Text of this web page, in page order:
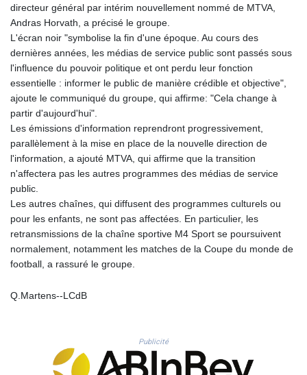
MDL 20.044018
MGA 4952.861796
MKD 61.416684
MMK 2419.103149
MNT 4143.339409
MOP 9.308326
MRU 46.207516
MVR 17.813958
MWK 2000.321571
MXN 19.83706
MYR 4.71378
NAD 18.827541
NGN 1570.402299
NIO 42.391969
NOK 10.992437
PGK 5.089632
PHP 70.046151
PKR 319.818312
directeur général par intérim nouvellement nommé de MTVA,
Andras Horvath, a précisé le groupe.
L'écran noir "symbolise la fin d'une époque. Au cours des
dernières années, les médias de service public sont passés sous
l'influence du pouvoir politique et ont perdu leur fonction
essentielle : informer le public de manière crédible et objective",
ajoute le communiqué du groupe, qui affirme: "Cela change à
partir d'aujourd'hui".
Les émissions d'information reprendront progressivement,
parallèlement à la mise en place de la nouvelle direction de
l'information, a ajouté MTVA, qui affirme que la transition
n'affectera pas les autres programmes des médias de service
public.
Les autres chaînes, qui diffusent des programmes culturels ou
pour les enfants, ne sont pas affectées. En particulier, les
retransmissions de la chaîne sportive M4 Sport se poursuivent
normalement, notamment les matches de la Coupe du monde de
football, a rassuré le groupe.
Q.Martens--LCdB
Publicité